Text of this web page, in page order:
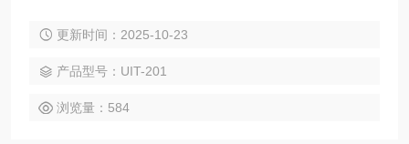
学测量仪器从用户的角度来看确实易于使用。这些紧凑型紫外
化、清洁和灭菌系统。
更新时间：2025-10-23
产品型号：UIT-201
浏览量：584